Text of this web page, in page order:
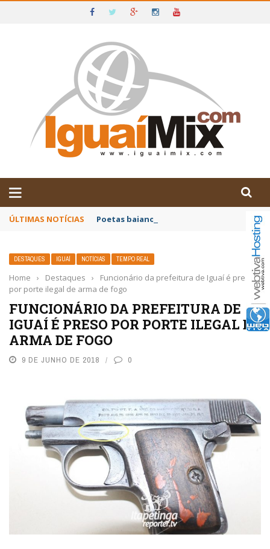
IGUAÍ E SUDOESTE DA BAHIA
ÚLTIMAS NOTÍCIAS Poetas baianos representam o Brasil no
DESTAQUES IGUAÍ NOTÍCIAS TEMPO REAL
Home › Destaques ›
Funcionário da prefeitura de Iguaí é preso
por porte ilegal de arma de fogo
FUNCIONÁRIO DA PREFEITURA DE
IGUAÍ É PRESO POR PORTE ILEGAL DE
ARMA DE FOGO
9 DE JUNHO DE 2018 0